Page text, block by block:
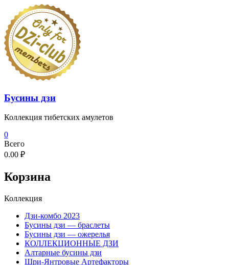
Перейти
содержимому
Бусины дзи
Коллекция тибетских амулетов
0
Всего
0.00 ₽
Корзина
Коллекция
Дзи-комбо 2023
Бусины дзи — браслеты
Бусины дзи — ожерелья
КОЛЛЕКЦИОННЫЕ ДЗИ
Алтарные бусины дзи
Шри-Янтровые Артефакторы